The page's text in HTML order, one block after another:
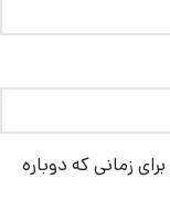
زمانی که دوباره